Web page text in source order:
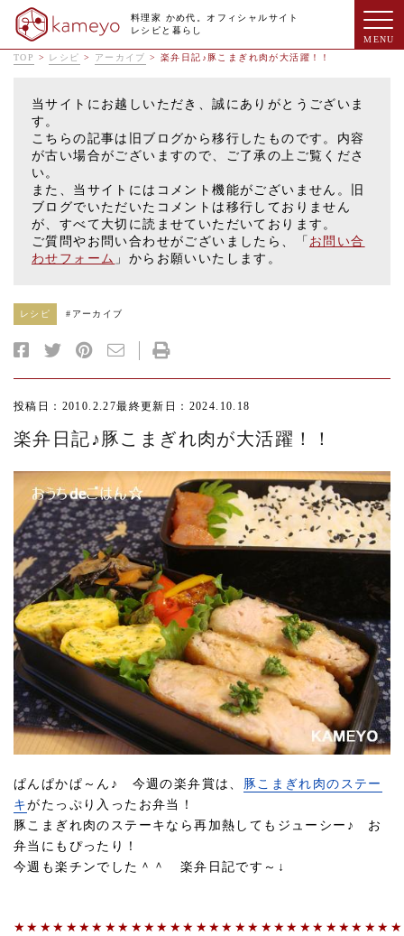
料理家 かめ代。オフィシャルサイト
レシピと暮らし
TOP > レシピ > アーカイブ >楽弁日記♪豚こまぎれ肉が大活躍！！
当サイトにお越しいただき、誠にありがとうございま
す。
こちらの記事は旧ブログから移行したものです。内容
が古い場合がございますので、ご了承の上ご覧くださ
い。
また、当サイトにはコメント機能がございません。旧
ブログでいただいたコメントは移行しておりません
が、すべて大切に読ませていただいております。
ご質問やお問い合わせがございましたら、「 お問い合
わせフォーム 」からお願いいたします。
レシピ # アーカイブ
投稿日：2010.2.27最終更新日：2024.10.18
楽弁日記♪豚こまぎれ肉が大活躍！！
ぱんぱかぱ～ん♪ 今週の楽弁賞は、
豚こまぎれ肉のステー
キがたっぷり入ったお弁当！
豚こまぎれ肉のステーキなら再加熱してもジューシー♪ お
弁当にもぴったり！
今週も楽チンでした＾＾ 楽弁日記です～↓